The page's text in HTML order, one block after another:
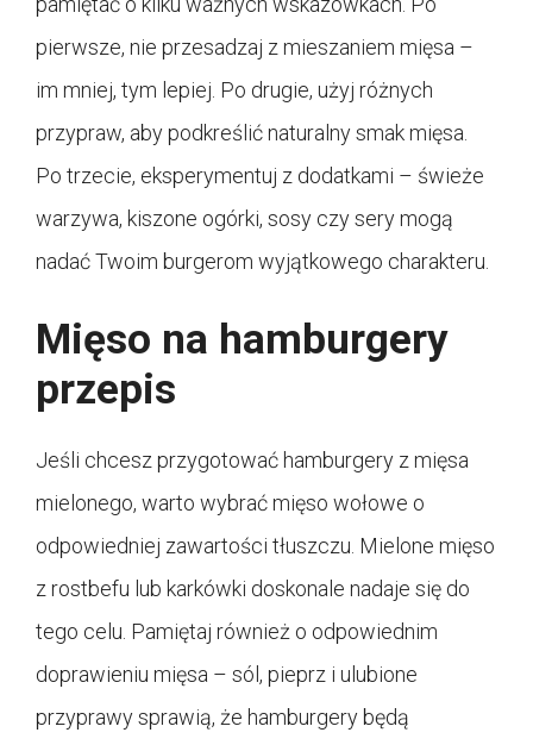
pierwsze, nie przesadzaj z mieszaniem mięsa –
im mniej, tym lepiej. Po drugie, użyj różnych
przypraw, aby podkreślić naturalny smak mięsa.
Po trzecie, eksperymentuj z dodatkami – świeże
warzywa, kiszone ogórki, sosy czy sery mogą
nadać Twoim burgerom wyjątkowego charakteru.
Mięso na hamburgery
przepis
Jeśli chcesz przygotować hamburgery z mięsa
mielonego, warto wybrać mięso wołowe o
odpowiedniej zawartości tłuszczu. Mielone mięso
z rostbefu lub karkówki doskonale nadaje się do
tego celu. Pamiętaj również o odpowiednim
doprawieniu mięsa – sól, pieprz i ulubione
przyprawy sprawią, że hamburgery będą